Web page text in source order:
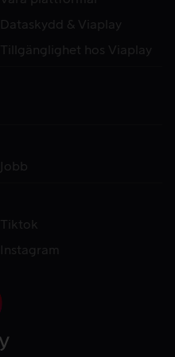
Dataskydd & Viaplay
Tillgänglighet hos Viaplay
Jobb
Tiktok
Instagram